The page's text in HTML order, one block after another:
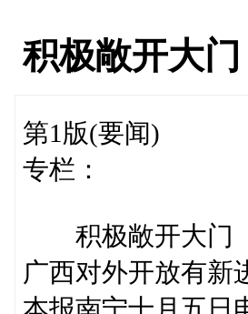
积极敞开大
第1版(要闻)
专栏：
积极敞开大门
广西对外开放有新